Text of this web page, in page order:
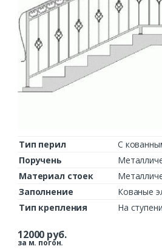
Комментарий к заказу
Тип перил
С
Поручень
Материал стоек
Заполнение
Кованые
Тип крепления
На ступени
12000 руб.
за м. погон.